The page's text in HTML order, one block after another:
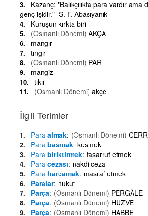
Kazanç: "Balıkçılıkta para vardır ama
genç işidir."- S. F. Abasıyanık
Kuruşun kırkta biri
(Osmanlı Dönemi) AKÇA
mangır
tıngır
(Osmanlı Dönemi) PAR
mangiz
tıkır
(Osmanlı Dönemi) akçe
İlgili Terimler
Para almak (Osmanlı Dönemi) CERR
Para basmak kesmek
Para biriktirmek tasarruf etmek
Para cezası nakdi ceza
Para harcamak masraf etmek
Paralar nukut
Parça (Osmanlı Dönemi) PERGÂLE
Parça (Osmanlı Dönemi) HUZVE
Parça (Osmanlı Dönemi) HABBE